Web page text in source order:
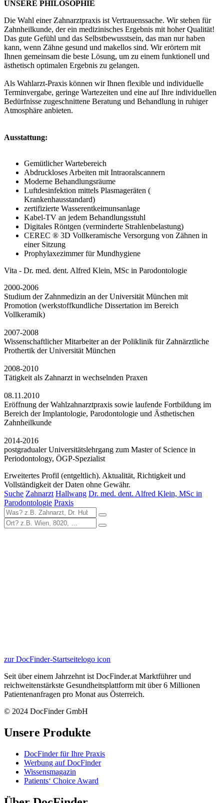
UNSERE PHILOSOPHIE
Die Wahl einer Zahnarztpraxis ist Vertrauenssache. Wir stehen für
Zahnheilkunde, der ein medizinisches Ergebnis mit hoher Qualität!
Das gute Gefühl und das Selbstbewusstsein, das man nur haben
kann, wenn Zähne gesund und makellos sind. Wir erörtern mit
Ihnen gemeinsam die beste Lösung, um zu einem funktionell und
ästhetisch optimalen Ergebnis zu gelangen.
Als Wahlarzt-Praxis können wir Ihnen flexible und individuelle
Terminvergabe, geringe Wartezeiten und eine auf Ihre individuellen
Bedürfnisse zugeschnittene Beratung und Behandlung in ruhiger
Atmosphäre anbieten.
Ausstattung:
Gemütlicher Wartebereich
Abdruckloses Arbeiten mit Intraoralscannern
Moderne Behandlungsräume
Luftdesinfektion mittels Plasmageräten (
Krankenhausstandard)
zertifizierte Wasserentkeimunsanlage
Kabel-TV an jedem Behandlungsstuhl
Digitales Röntgen (verminderte Strahlenbelastung)
CEREC ® 3D Vollkeramische Versorgung von Zähnen in
einer Sitzung
Prophylaxezimmer für Mundhygiene
Vita - Dr. med. dent. Alfred Klein, MSc in Parodontologie
2000-2006
Studium der Zahnmedizin an der Universität München mit
Promotion (werkstoffkundliche Dissertation im Bereich
Vollkeramik)
2007-2008
Wissenschaftlicher Mitarbeiter an der Poliklinik für Zahnärztliche
Prothertik der Universität München
2008-2010
Tätigkeit als Zahnarzt in wechselnden Praxen
08.11.2010
Eröffnung der Wahlzahnarztpraxis sowie laufende Fortbildung im
Bereich der Implantologie, Parodontologie und Ästhetischen
Zahnheilkunde
2014-2016
postgradualer Universitätslehrgang zum Master of Science in
Periodontology, ÖGP-Spezialist
Erweitertes Profil (entgeltlich). Aktualität, Richtigkeit und
Vollständigkeit der Daten ohne Gewähr.
Suche Zahnarzt Hallwang Dr. med. dent. Alfred Klein, MSc in
Parodontologie Praxis
zur DocFinder-Startseitelogo icon
Seit über einem Jahrzehnt ist DocFinder.at Marktführer und
reichweitenstärkste Gesundheitsplattform mit über 6 Millionen
Patientenanfragen pro Monat aus Österreich.
© 2024 DocFinder GmbH
Unsere Produkte
DocFinder für Ihre Praxis
Werbung auf DocFinder
Wissensmagazin
Patients‘ Choice Award